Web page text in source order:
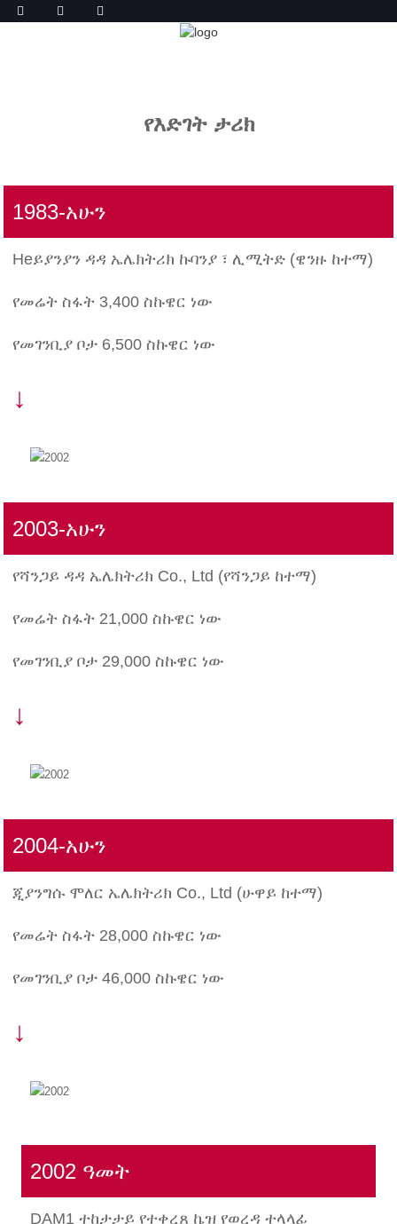
ታሪክ
የእድገት ታሪክ
1983-አሁን
Heይያንያን ዳዳ ኤሌክትሪክ ኩባንያ ፣ ሊሚትድ (ዌንዙ ከተማ)
የመሬት ስፋት 3,400 ስኩዌር ነው
የመገንቢያ ቦታ 6,500 ስኩዌር ነው
↓
2003-አሁን
የሻንጋይ ዳዳ ኤሌክትሪክ Co., Ltd (የሻንጋይ ከተማ)
የመሬት ስፋት 21,000 ስኩዌር ነው
የመገንቢያ ቦታ 29,000 ስኩዌር ነው
↓
2004-አሁን
ጂያንግሱ ሞለር ኤሌክትሪክ Co., Ltd (ሁዋይ ከተማ)
የመሬት ስፋት 28,000 ስኩዌር ነው
የመገንቢያ ቦታ 46,000 ስኩዌር ነው
↓
2002 ዓመት
DAM1 ተከታታይ የተቀረጸ ኬዝ የወረዳ ተላላፊ